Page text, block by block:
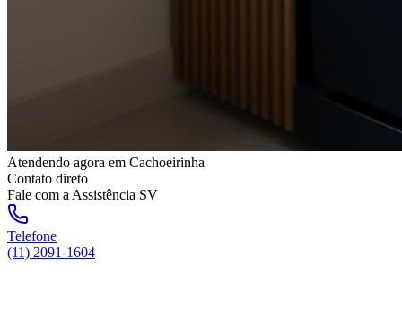
Atendendo agora em Cachoeirinha
Contato direto
Fale com a Assistência SV
Telefone
(11) 2091-1604